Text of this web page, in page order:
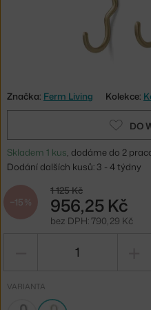
Značka: Ferm Living Kolekce:
DO
Skladem 1 kus, dodáme do 2
Dodání dalších kusů: 3 - 4 týdny
−15 %
1 125 Kč
956,25 Kč
bez DPH: 790,29 Kč
VARIANTA